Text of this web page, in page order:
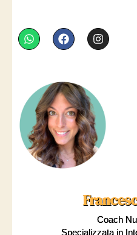
Coach
Specializzata in